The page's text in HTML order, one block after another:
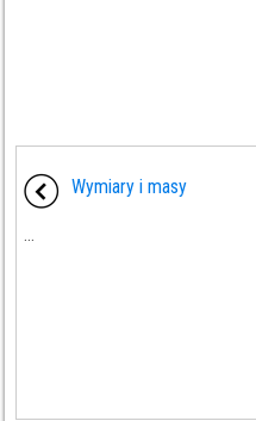
Wymiary i masy
...